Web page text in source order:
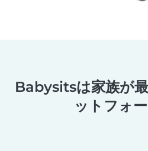
Babysitsは家族が
ットフォ